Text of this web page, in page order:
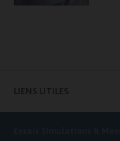
LIENS UTILES